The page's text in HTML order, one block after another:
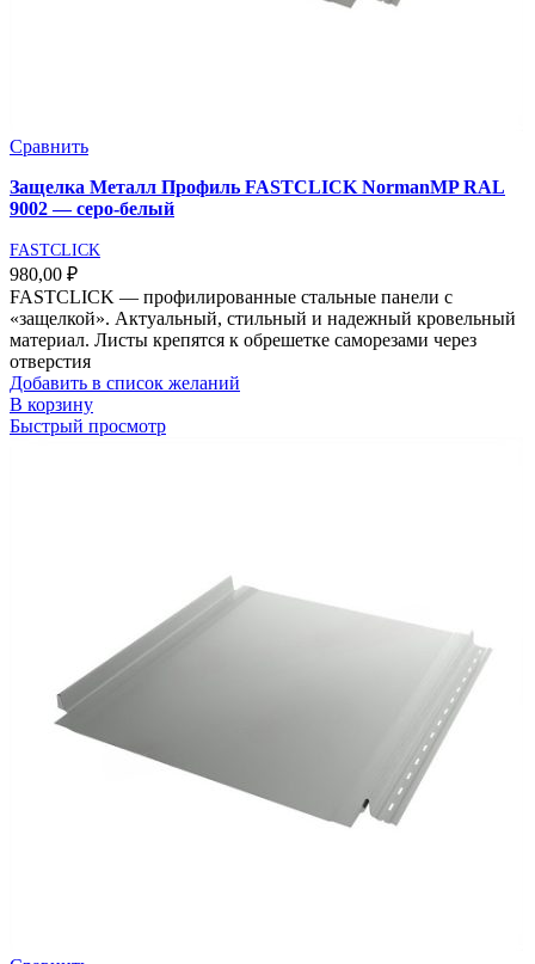
Сравнить
Защелка Металл Профиль FASTCLICK NormanMP RAL
9002 — серо-белый
FASTCLICK
980,00 ₽
FASTCLICK — профилированные стальные панели с
«защелкой». Актуальный, стильный и надежный кровельный
материал. Листы крепятся к обрешетке саморезами через
отверстия
Добавить в список желаний
В корзину
Быстрый просмотр